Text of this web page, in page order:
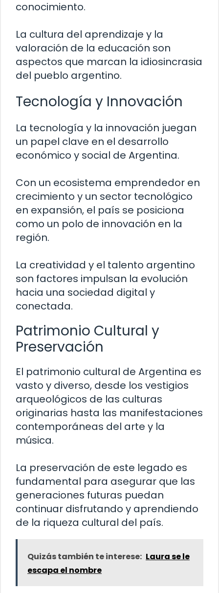
conocimiento.
La cultura del aprendizaje y la
valoración de la educación son
aspectos que marcan la idiosincrasia
del pueblo argentino.
Tecnología y Innovación
La tecnología y la innovación juegan
un papel clave en el desarrollo
económico y social de Argentina.
Con un ecosistema emprendedor en
crecimiento y un sector tecnológico
en expansión, el país se posiciona
como un polo de innovación en la
región.
La creatividad y el talento argentino
son factores impulsan la evolución
hacia una sociedad digital y
conectada.
Patrimonio Cultural y
Preservación
El patrimonio cultural de Argentina es
vasto y diverso, desde los vestigios
arqueológicos de las culturas
originarias hasta las manifestaciones
contemporáneas del arte y la
música.
La preservación de este legado es
fundamental para asegurar que las
generaciones futuras puedan
continuar disfrutando y aprendiendo
de la riqueza cultural del país.
Quizás también te interese: Laura se le
escapa el nombre